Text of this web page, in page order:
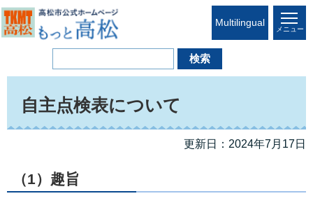
Multilingual
メニュー
自主点検表について
更新日：2024年7月17日
（1）趣旨